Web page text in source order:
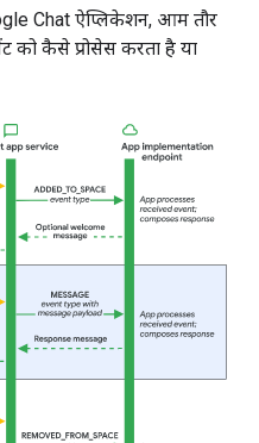
Chat ऐप्लिकेशन, आम तौर
कैसे प्रोसेस करता है या